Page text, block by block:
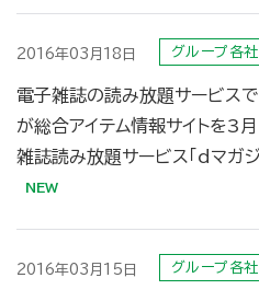
2016年03月18日 グループ各社
電子雑誌の読み放題サービ
が総合アイテム情報サイトを3
雑誌読み放題サービス「dマガ
2016年03月15日 グループ各社